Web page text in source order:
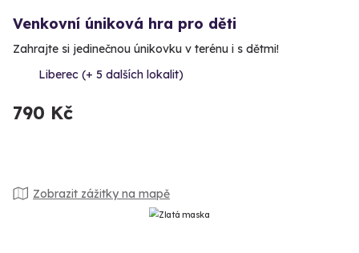
Venkovní úniková hra pro děti
Zahrajte si jedinečnou únikovku v terénu i s dětmi!
Liberec (+ 5 dalších lokalit)
790 Kč
Zobrazit zážitky na mapě